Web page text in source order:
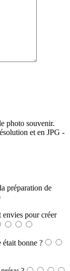
photo souvenir.
et en JPG -
préparation de
pour créer
était bonne ?